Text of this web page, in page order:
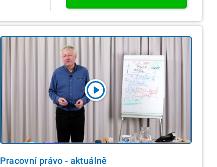
Pracovní právo - aktuálně